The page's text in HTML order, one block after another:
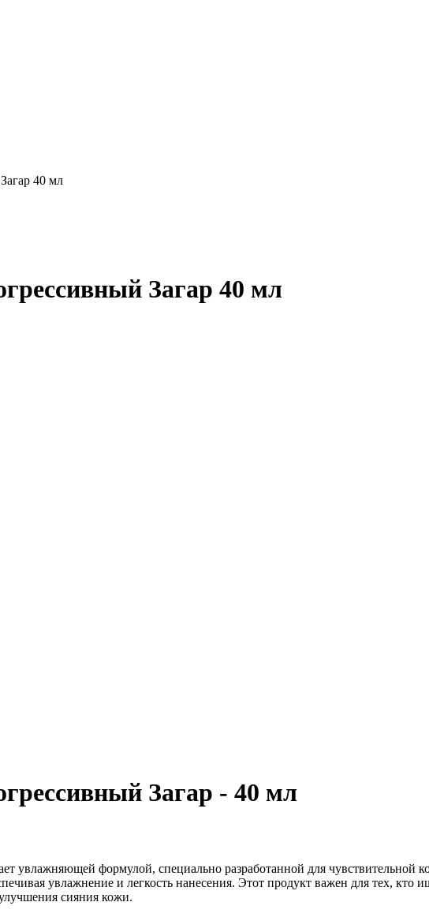
40 мл
Загар 40 мл
Загар - 40 мл
увлажняющей формулой, специально разработанной для чувствительной
увлажнение и легкость нанесения. Этот продукт важен для тех, кто
сияния кожи.